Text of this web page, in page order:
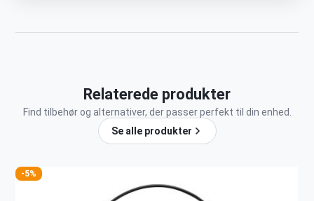
Relaterede produkter
Find tilbehør og alternativer, der passer perfekt til din enhed.
Se alle produkter
-5%